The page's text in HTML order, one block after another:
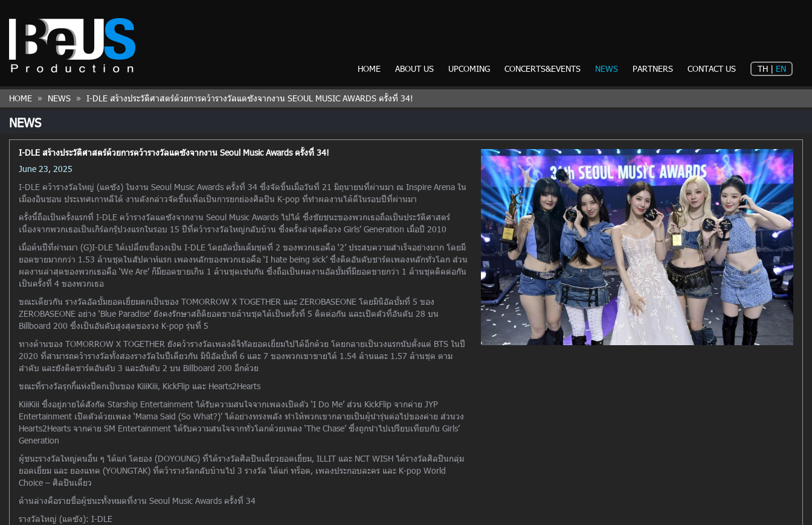
HOME ABOUT US UPCOMING CONCERTS&EVENTS NEWS PARTNERS CONTACT US TH| EN
HOME NEWS I-DLE สร้างประวัติศาสตร์ด้วยการคว้ารางวัลแดซังจากงาน SEOUL MUSIC AWARDS ครั้งที่ 34!
NEWS
I-DLE สร้างประวัติศาสตร์ด้วยการคว้ารางวัลแดซังจากงาน Seoul Music Awards ครั้งที่ 34!
June 23, 2025
I-DLE คว้ารางวัลใหญ่ (แดซัง) ในงาน Seoul Music Awards ครั้งที่ 34 ซึ่งจัดขึ้นเมื่อวันที่ 21 มิถุนายนที่ผ่านมา ณ Inspire Arena ใน
เมืองอินชอน ประเทศเกาหลีใต้ งานดังกล่าวจัดขึ้นเพื่อเป็นการยกย่องศิลปิน K-pop ที่ทำผลงานได้ดีในรอบปีที่ผ่านมา
ครั้งนี้ถือเป็นครั้งแรกที่ I-DLE คว้ารางวัลแดซังจากงาน Seoul Music Awards ไปได้ ซึ่งชัยชนะของพวกเธอถือเป็นประวัติศาสตร์
เนื่องจากพวกเธอเป็นเกิร์ลกรุ๊ปวงแรกในรอบ 15 ปีที่คว้ารางวัลใหญ่กลับบ้าน ซึ่งครั้งล่าสุดคือวง Girls’ Generation เมื่อปี 2010
เมื่อต้นปีที่ผ่านมา (G)I-DLE ได้เปลี่ยนชื่อวงเป็น I-DLE โดยอัลบั้มเต็มชุดที่ 2 ของพวกเธอคือ ‘2’ ประสบความสำเร็จอย่างมาก โดยมี
ยอดขายมากกว่า 1.53 ล้านชุดในสัปดาห์แรก เพลงหลักของพวกเธอคือ ‘I hate being sick’ ซึ่งติดอันดับชาร์ตเพลงหลักทั่วโลก ส่วน
ผลงานล่าสุดของพวกเธอคือ ‘We Are’ ก็มียอดขายเกิน 1 ล้านชุดเช่นกัน ซึ่งถือเป็นผลงานอัลบั้มที่มียอดขายกว่า 1 ล้านชุดติดต่อกัน
เป็นครั้งที่ 4 ของพวกเธอ
ขณะเดียวกัน รางวัลอัลบั้มยอดเยี่ยมตกเป็นของ TOMORROW X TOGETHER และ ZEROBASEONE โดยมินิอัลบั้มที่ 5 ของ
ZEROBASEONE อย่าง ‘Blue Paradise’ ยังคงรักษาสถิติยอดขายล้านชุดได้เป็นครั้งที่ 5 ติดต่อกัน และเปิดตัวที่อันดับ 28 บน
Billboard 200 ซึ่งเป็นอันดับสูงสุดของวง K-pop รุ่นที่ 5
ทางด้านของ TOMORROW X TOGETHER ยังคว้ารางวัลเพลงดิจิทัลยอดเยี่ยมไปได้อีกด้วย โดยกลายเป็นวงแรกนับตั้งแต่ BTS ในปี
2020 ที่สามารถคว้ารางวัลทั้งสองรางวัลในปีเดียวกัน มินิอัลบั้มที่ 6 และ 7 ของพวกเขาขายได้ 1.54 ล้านและ 1.57 ล้านชุด ตาม
ลำดับ และยังติดชาร์ตอันดับ 3 และอันดับ 2 บน Billboard 200 อีกด้วย
ขณะที่รางวัลรุกกี้แห่งปีตกเป็นของ KiiiKiii, KickFlip และ Hearts2Hearts
KiiiKiii ซึ่งอยู่ภายใต้สังกัด Starship Entertainment ได้รับความสนใจจากเพลงเปิดตัว ‘I Do Me’ ส่วน KickFlip จากค่าย JYP
Entertainment เปิดตัวด้วยเพลง ‘Mama Said (So What?)’ ได้อย่างทรงพลัง ทำให้พวกเขากลายเป็นผู้นำรุ่นต่อไปของค่าย ส่วนวง
Hearts2Hearts จากค่าย SM Entertainment ได้รับความสนใจจากทั่วโลกด้วยเพลง ‘The Chase’ ซึ่งถูกนำไปเปรียบเทียบกับ Girls’
Generation
ผู้ชนะรางวัลใหญ่คนอื่น ๆ ได้แก่ โดยอง (DOYOUNG) ที่ได้รางวัลศิลปินเดี่ยวยอดเยี่ยม, ILLIT และ NCT WISH ได้รางวัลศิลปินกลุ่ม
ยอดเยี่ยม และ ยองแทค (YOUNGTAK) ที่คว้ารางวัลกลับบ้านไป 3 รางวัล ได้แก่ ทร็อต, เพลงประกอบละคร และ K-pop World
Choice – ศิลปินเดี่ยว
ด้านล่างคือรายชื่อผู้ชนะทั้งหมดที่งาน Seoul Music Awards ครั้งที่ 34
รางวัลใหญ่ (แดซัง): I-DLE